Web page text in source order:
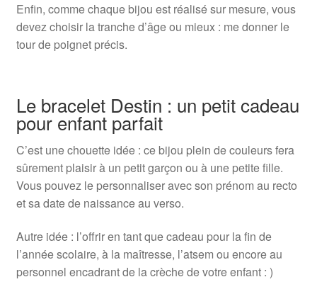
Enfin, comme chaque bijou est réalisé sur mesure, vous
devez choisir la tranche d’âge ou mieux : me donner le
tour de poignet précis.
Le bracelet Destin : un petit cadeau
pour enfant parfait
C’est une chouette idée : ce bijou plein de couleurs fera
sûrement plaisir à un petit garçon ou à une petite fille.
Vous pouvez le personnaliser avec son prénom au recto
et sa date de naissance au verso.
Autre idée : l’offrir en tant que cadeau pour la fin de
l’année scolaire, à la maîtresse, l’atsem ou encore au
personnel encadrant de la crèche de votre enfant : )